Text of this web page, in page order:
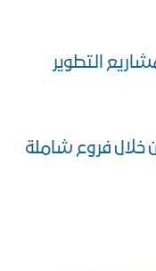
التطوير
خلال فروع شاملة